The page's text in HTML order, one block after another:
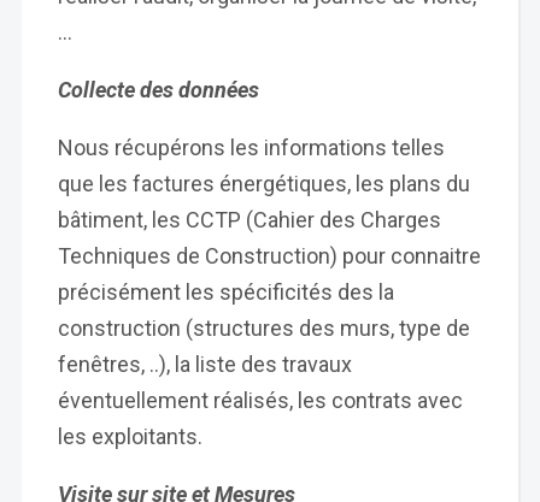
…
Collecte des données
Nous récupérons les informations telles
que les factures énergétiques, les plans du
bâtiment, les CCTP (Cahier des Charges
Techniques de Construction) pour connaitre
précisément les spécificités des la
construction (structures des murs, type de
fenêtres, ..), la liste des travaux
éventuellement réalisés, les contrats avec
les exploitants.
Visite sur site et Mesures